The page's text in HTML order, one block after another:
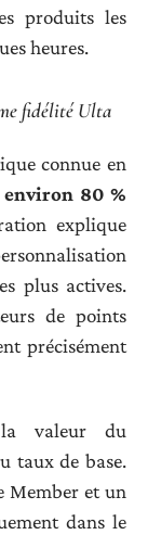
produits les
heures.
fidélité Ulta
connue en
environ 80 %
explique
plus actives.
de points
précisément
la valeur du
taux de base.
Member et un
dans le